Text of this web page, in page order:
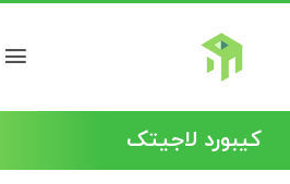
کیبورد لاجیتک